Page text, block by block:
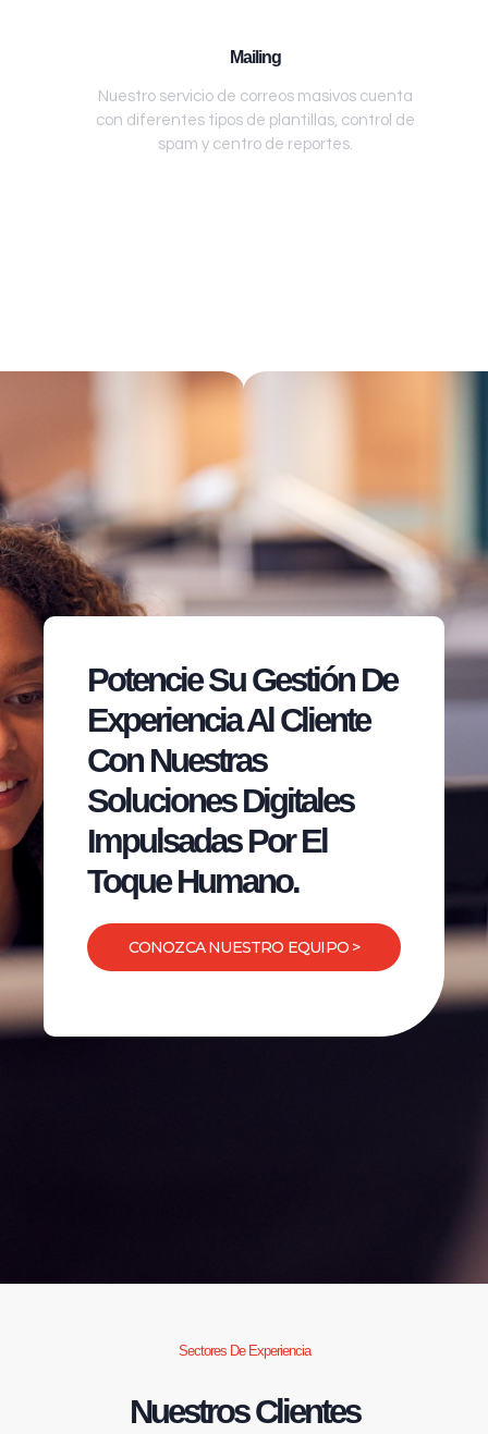
Mailing
Nuestro servicio de correos masivos cuenta
con diferentes tipos de plantillas, control de
spam y centro de reportes.
Potencie Su Gestión De
Experiencia Al Cliente
Con Nuestras
Soluciones Digitales
Impulsadas Por El
Toque Humano.
CONOZCA NUESTRO EQUIPO >
Sectores De Experiencia
Nuestros Clientes